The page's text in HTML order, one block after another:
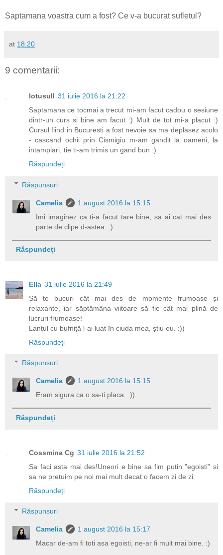
Saptamana voastra cum a fost? Ce v-a bucurat sufletul?
at 18:20
9 comentarii:
lotusull 31 iulie 2016 la 21:22
Saptamana ce tocmai a trecut mi-am facut cadou o sesiune
dintr-un curs si bine am facut :) Mult de tot mi-a placut :)
Cursul fiind in Bucuresti a fost nevoie sa ma deplasez acolo
- cascand ochii prin Cismigiu m-am gandit la oameni, la
intamplari, tie ti-am trimis un gand bun :)
Răspundeți
Răspunsuri
Camelia
1 august 2016 la 15:15
Imi imaginez ca ti-a facut tare bine, sa ai cat mai des
parte de clipe d-astea. :)
Răspundeți
Ella 31 iulie 2016 la 21:49
Să te bucuri cât mai des de momente frumoase și
relaxante, iar săptămâna viitoare să fie cât mai plină de
lucruri frumoase!
Lanțul cu bufniță l-ai luat în ciuda mea, știu eu. :))
Răspundeți
Răspunsuri
Camelia
1 august 2016 la 15:15
Eram sigura ca o sa-ti placa. :))
Răspundeți
Cossmina Cg 31 iulie 2016 la 21:52
Sa faci asta mai des!Uneori e bine sa fim putin "egoisti" si
sa ne pretuim pe noi mai mult decat o facem zi de zi.
Răspundeți
Răspunsuri
Camelia
1 august 2016 la 15:17
Macar de-am fi toti asa egoisti, ne-ar fi mult mai bine. :)